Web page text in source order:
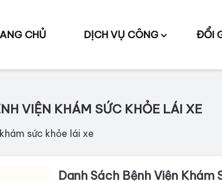
CHỦ DỊCH VỤ CÔNG ĐỔI
VIỆN KHÁM SỨC KHỎE LÁI XE
sức khỏe lái xe
Danh Sách Bệnh Viện Khám